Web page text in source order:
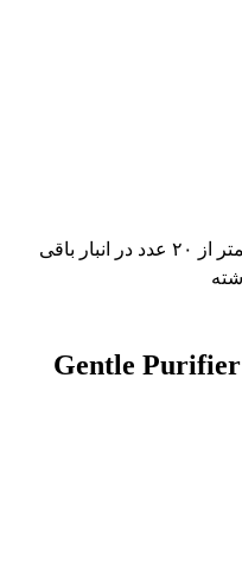
کمتر از ۲۰ عدد در انبار باقی
میسلار واتر نئودرم مدل Gentle Purifier